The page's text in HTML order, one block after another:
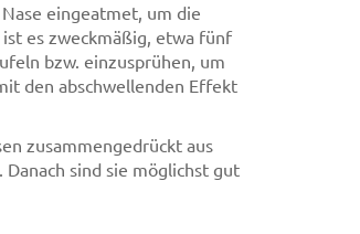
eingeatmet, um die
es zweckmäßig, etwa fünf
bzw. einzusprühen, um
den abschwellenden Effekt
zusammengedrückt aus
sind sie möglichst gut